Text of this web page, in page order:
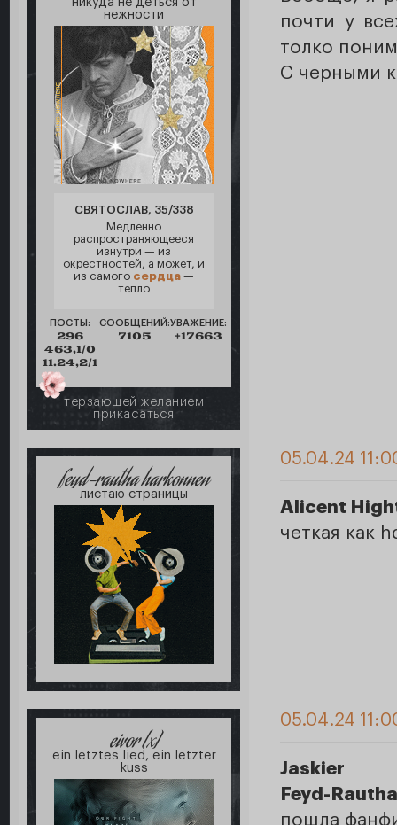
нежности
СВЯТОСЛАВ, 35/338
Медленно
распространяющееся
изнутри — из
окрестностей, а может, и
из самого сердца —
тепло
ПОСТЫ:
296
463,1/0
11.24,2/1
СООБЩЕНИЙ:
7105
УВАЖЕНИЕ:
+17663
терзающей желанием
прикасаться
почти у
толко
С черными
feyd-rautha harkonnen
листаю страницы
05.04.24
Alicent
четкая как
eivor [x]
ein letztes lied, ein letzter
kuss
05.04.24
Jaskier
Feyd-
пошла